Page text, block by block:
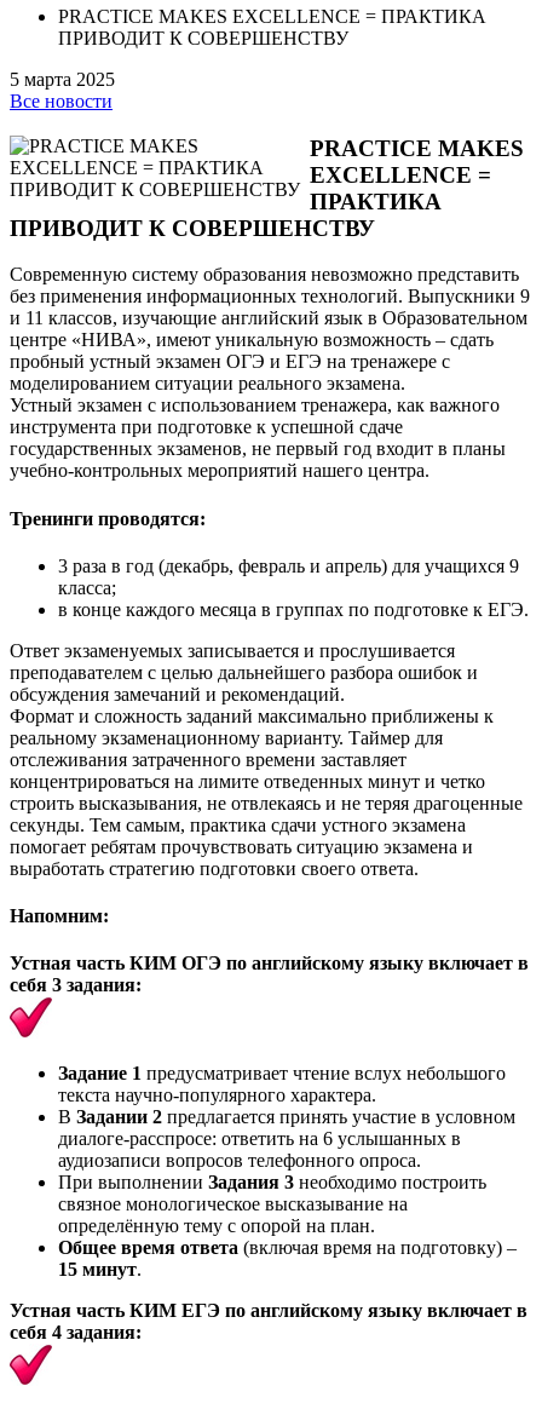
PRACTICE MAKES EXCELLENCE = ПРАКТИКА
ПРИВОДИТ К СОВЕРШЕНСТВУ
5 марта 2025
Все новости
PRACTICE MAKES
EXCELLENCE =
ПРАКТИКА
ПРИВОДИТ К СОВЕРШЕНСТВУ
Современную систему образования невозможно представить
без применения информационных технологий. Выпускники 9
и 11 классов, изучающие английский язык в Образовательном
центре «НИВА», имеют уникальную возможность – сдать
пробный устный экзамен ОГЭ и ЕГЭ на тренажере с
моделированием ситуации реального экзамена.
Устный экзамен с использованием тренажера, как важного
инструмента при подготовке к успешной сдаче
государственных экзаменов, не первый год входит в планы
учебно-контрольных мероприятий нашего центра.
Тренинги проводятся:
3 раза в год (декабрь, февраль и апрель) для учащихся 9
класса;
в конце каждого месяца в группах по подготовке к ЕГЭ.
Ответ экзаменуемых записывается и прослушивается
преподавателем с целью дальнейшего разбора ошибок и
обсуждения замечаний и рекомендаций.
Формат и сложность заданий максимально приближены к
реальному экзаменационному варианту. Таймер для
отслеживания затраченного времени заставляет
концентрироваться на лимите отведенных минут и четко
строить высказывания, не отвлекаясь и не теряя драгоценные
секунды. Тем самым, практика сдачи устного экзамена
помогает ребятам прочувствовать ситуацию экзамена и
выработать стратегию подготовки своего ответа.
Напомним:
Устная часть КИМ ОГЭ по английскому языку включает в
себя 3 задания:
Задание 1 предусматривает чтение вслух небольшого
текста научно-популярного характера.
В Задании 2 предлагается принять участие в условном
диалоге-расспросе: ответить на 6 услышанных в
аудиозаписи вопросов телефонного опроса.
При выполнении Задания 3 необходимо построить
связное монологическое высказывание на
определённую тему с опорой на план.
Общее время ответа (включая время на подготовку) –
15 минут.
Устная часть КИМ ЕГЭ по английскому языку включает в
себя 4 задания: